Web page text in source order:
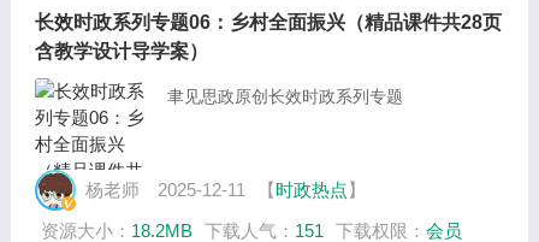
长效时政系列专题06：乡村全面振兴（精品课件共28页
含教学设计导学案）
聿见思政原创长效时政系列专题
杨老师 2025-12-11 【时政热点】
资源大小： 18.2MB 下载人气： 151 下载权限： 会员